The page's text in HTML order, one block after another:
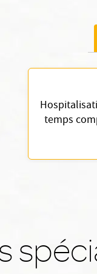
temps